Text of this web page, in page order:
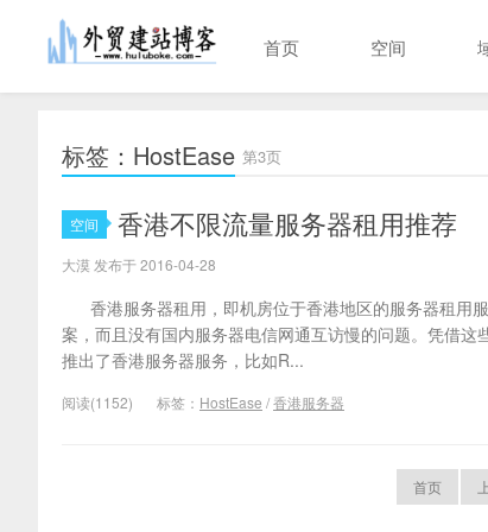
首页 空间
标签：HostEase 第3页
空间 香港不限流量服务器租用推荐
大漠 发布于 2016-04-28
香港服务器租用，即机房位于香港地区的服务器租用
案，而且没有国内服务器电信网通互访慢的问题。凭借
推出了香港服务器服务，比如R...
阅读(1152) 标签： HostEase /香港服务器
首页